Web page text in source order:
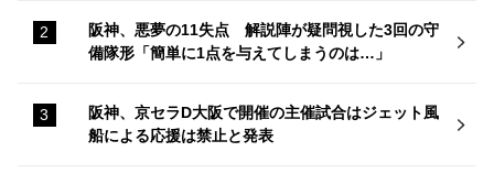
阪神、悪夢の11失点 解説陣が疑問視した3回の守
備隊形「簡単に1点を与えてしまうのは…」
阪神、京セラD大阪で開催の主催試合はジェット風
船による応援は禁止と発表